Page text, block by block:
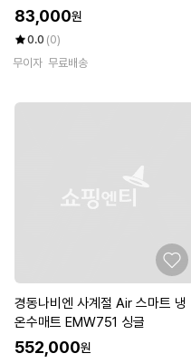
83,000원
0.0 (0)
무이자 무료배송
경동나비엔 사계절 Air 스마트 냉
온수매트 EMW751 싱글
552,000원